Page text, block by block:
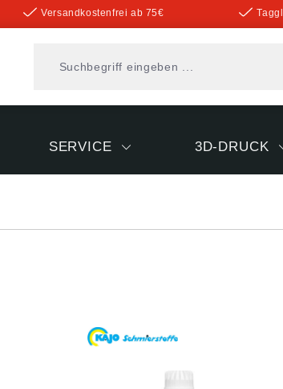
Versandkostenfrei ab 75€
SERVICE 3D-DRUCK